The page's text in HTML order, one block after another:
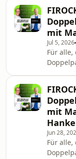
Podcast. In der aktuellen Folge sind
die
1996),
Stefan
mit
Jul 5, 2026
Für alle,
Podcast. In der aktuellen Folge sind
die
Meister
Georg
Marco
mit
Jun 28,
Für alle,